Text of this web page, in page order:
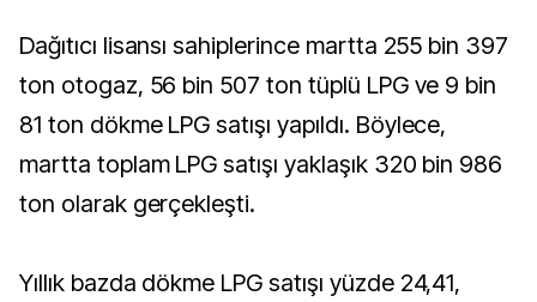
Dağıtıcı lisansı sahiplerince martta 255 bin 397
ton otogaz, 56 bin 507 ton tüplü LPG ve 9 bin
81 ton dökme LPG satışı yapıldı. Böylece,
martta toplam LPG satışı yaklaşık 320 bin 986
ton olarak gerçekleşti.
Yıllık bazda dökme LPG satışı yüzde 24,41,